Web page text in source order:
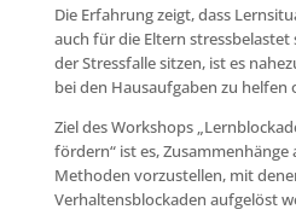
Die Erfahrung zeigt, dass
auch für die Eltern stressbelastet
der Stressfalle sitzen, ist es
bei den Hausaufgaben zu helfen
Ziel des Workshops
fördern“ ist es, Zusammenhänge
Methoden vorzustellen, mit
Verhaltensblockaden aufgelöst